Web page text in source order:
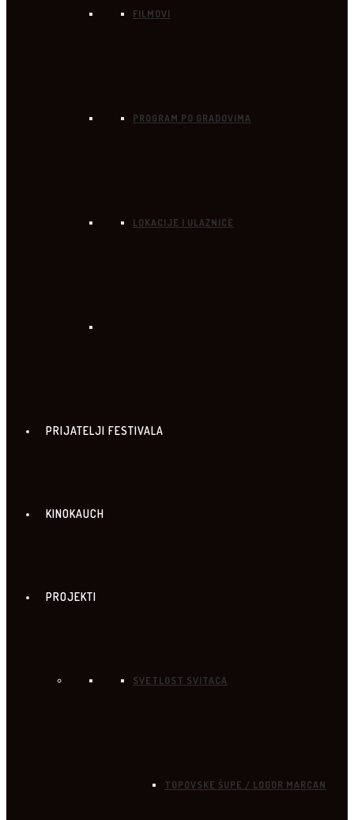
FILMOVI
PROGRAM PO GRADOVIMA
LOKACIJE I ULAZNICE
PRIJATELJI FESTIVALA
KINOKAUCH
PROJEKTI
SVETLOST SVITACA
TOPOVSKE ŠUPE / LOGOR MARCAN